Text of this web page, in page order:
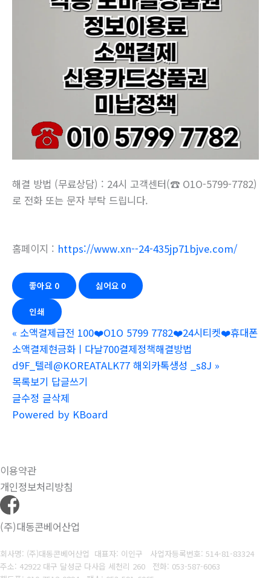
해결 방법 (무료상담) : 24시 고객센터(☎ O1O-5799-7782)
로 전화 또는 문자 부탁 드립니다.
홈페이지 : https://www.xn--24-435jp71bjve.com/
좋아요 0 싫어요 0
인쇄
« 소액결제급전 100❤️O1O 5799 7782❤️24시티켓❤️휴대폰
소액결제현금화ㅣ다날700결제정책해결방법
d9F_텔레@KOREATALK77 해외카톡생성 _s8J »
목록보기 답글쓰기
글수정 글삭제
Powered by KBoard
이용약관
개인정보처리방침
(주)대동콘베어산업
회사명: (주)대동콘베어산업 대표자: 이인구 사업자등록번호: 514-81-83324
주소: 42922 대구 달성군 다사읍 세천리 260 전화: 053-587-6063